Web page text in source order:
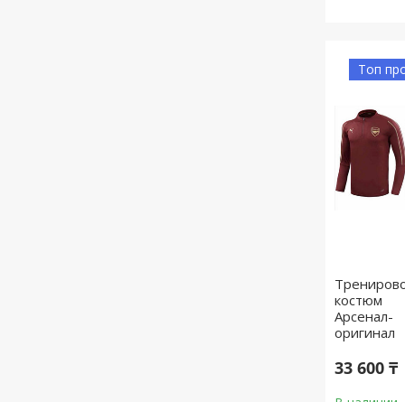
Топ
костюм
Арсенал-
оригинал
33 600 ₸